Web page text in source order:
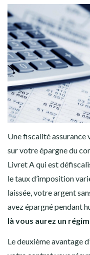
Une fiscalité assurance
sur votre épargne du
Livret A qui est
le taux d’imposition
laissée, votre argent
avez épargné pendant
là vous aurez un
Le deuxième avantage